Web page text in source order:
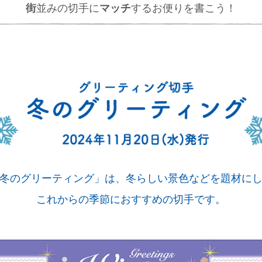
街並みの切手にマッチするお便りを書こう！
のグリーティング」は、冬らしい景色などを題材に
これからの季節におすすめの切手です。